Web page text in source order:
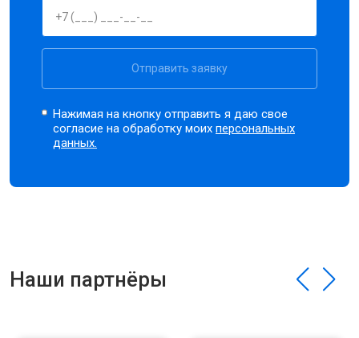
Отправить заявку
Нажимая на кнопку отправить я даю свое
согласие на обработку моихперсональных
данных.
Наши партнёры